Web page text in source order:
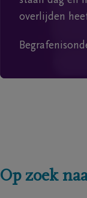
overlijden
Op zoek